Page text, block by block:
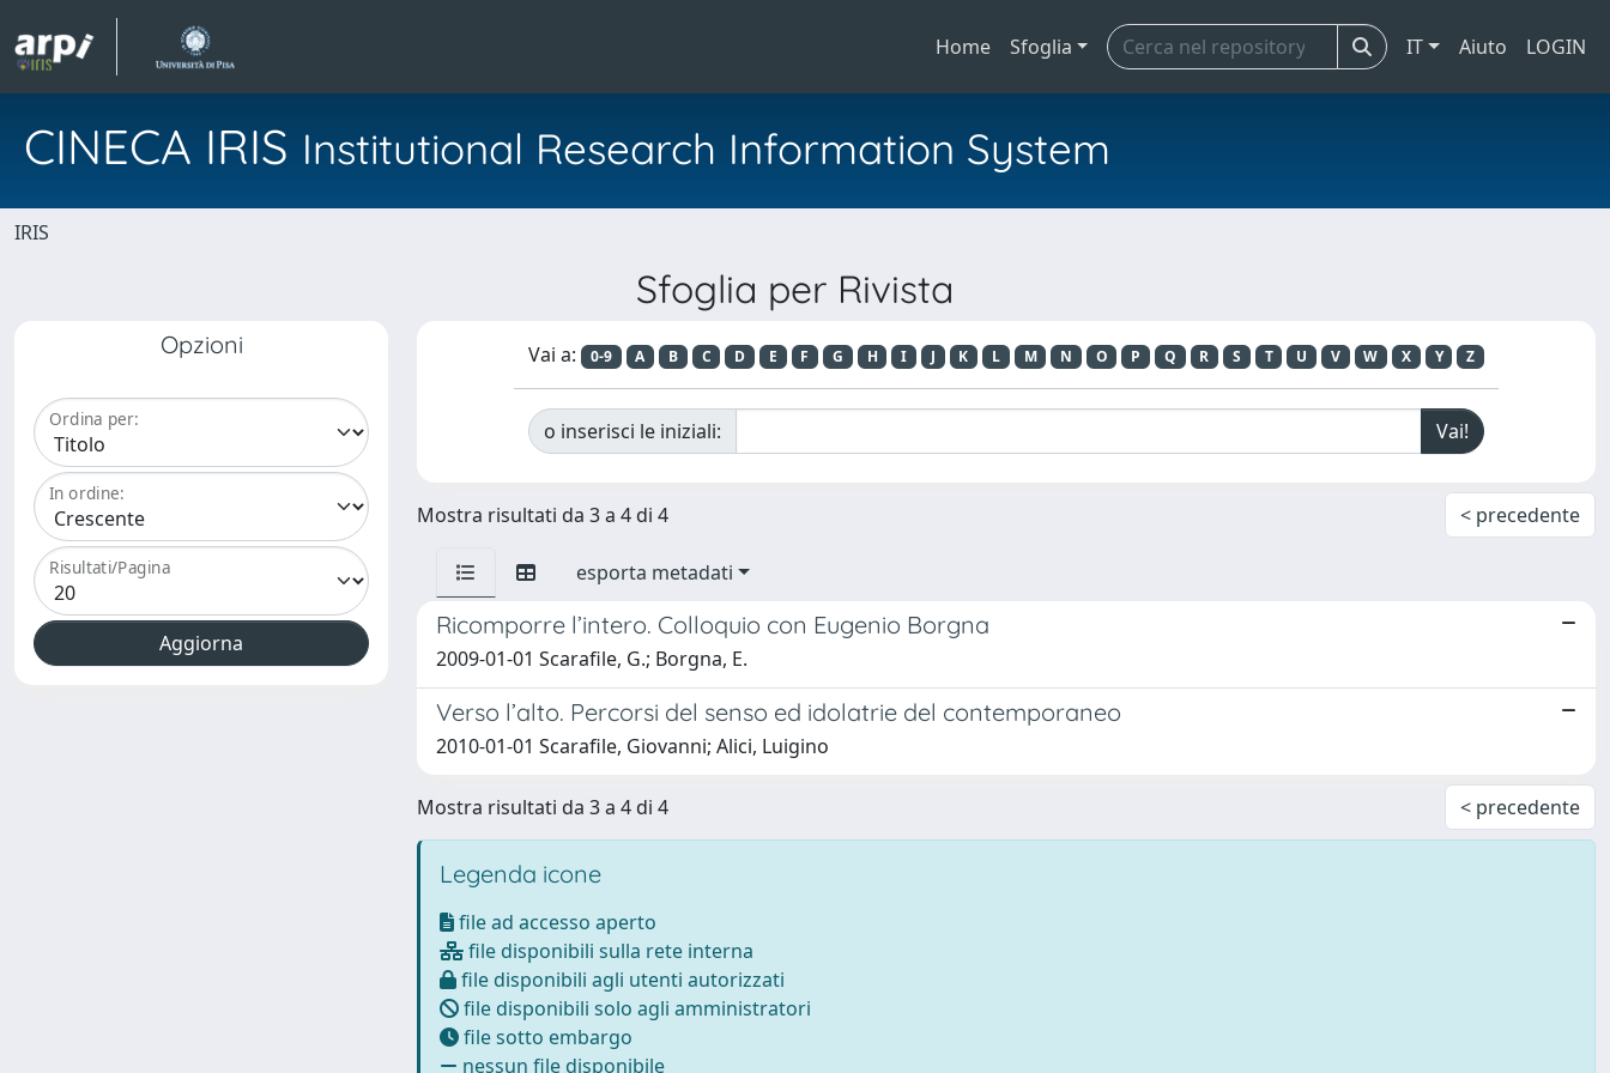
Home Sfoglia IT Aiuto LOGIN
CINECA IRIS Institutional Research Information System
IRIS
Sfoglia per Rivista
Opzioni
Ordina per:
In ordine:
Risultati/Pagina
Vai a: 0-9 A B C D E F G H I J K L M N O P Q R S T U V W X Y Z
o inserisci le iniziali:
Mostra risultati da 3 a 4 di 4 < precedente
esporta metadati
Ricomporre l’intero. Colloquio con Eugenio Borgna
2009-01-01 Scarafile, G.; Borgna, E.
Verso l’alto. Percorsi del senso ed idolatrie del contemporaneo
2010-01-01 Scarafile, Giovanni; Alici, Luigino
Mostra risultati da 3 a 4 di 4 < precedente
Legenda icone
file ad accesso aperto
file disponibili sulla rete interna
file disponibili agli utenti autorizzati
file disponibili solo agli amministratori
file sotto embargo
nessun file disponibile